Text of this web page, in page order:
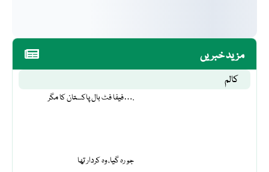
مزید خبریں
کالم
فیفا فٹ بال پاکستان کا مگر….
جو رہ گیا، وہ کردار تھا